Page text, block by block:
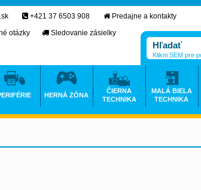
+421 37 6503 908
Predajne a kontakty
otázky
Sledovanie zásielky
Klikni SEM pre
HERNÁ ZÓNA
ČIERNA
TECHNIKA
MALÁ BIELA
TECHNIKA